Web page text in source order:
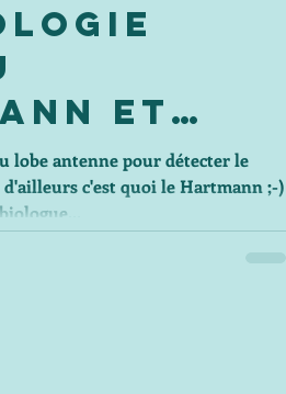
Et
lobe antenne pour détecter le
c'est quoi le Hartmann ;-)